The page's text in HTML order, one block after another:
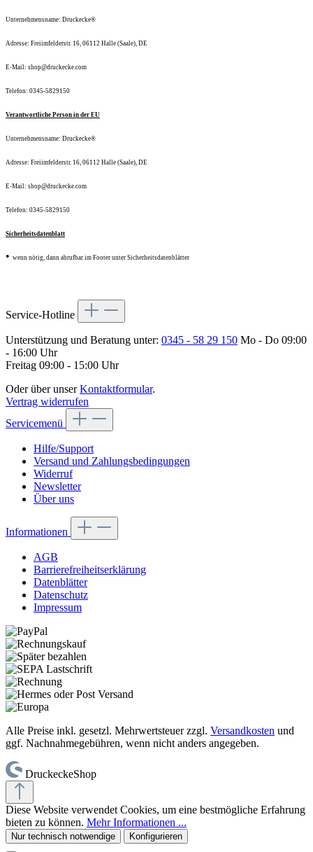
Unternehmensname: Druckecke®
Adresse: Freiimfelderstr. 16, 06112 Halle (Saale), DE
E-Mail: shop@druckecke.com
Telefon: 0345-5829150
Verantwortliche Person in der EU
Unternehmensname: Druckecke®
Adresse: Freiimfelderstr. 16, 06112 Halle (Saale), DE
E-Mail: shop@druckecke.com
Telefon: 0345-5829150
Sicherheitsdatenblatt
• wenn nötig, dann abrufbar im Footer unter Sicherheitsdatenblätter
Service-Hotline
Unterstützung und Beratung unter: 0345 - 58 29 150 Mo - Do 09:00
- 16:00 Uhr
Freitag 09:00 - 15:00 Uhr
Oder über unserKontaktformular.
Vertrag widerrufen
Servicemenü
Hilfe/Support
Versand und Zahlungsbedingungen
Widerruf
Newsletter
Über uns
Informationen
AGB
Barrierefreiheitserklärung
Datenblätter
Datenschutz
Impressum
Alle Preise inkl. gesetzl. Mehrwertsteuer zzgl. Versandkosten und
ggf. Nachnahmegebühren, wenn nicht anders angegeben.
DruckeckeShop
Diese Website verwendet Cookies, um eine bestmögliche Erfahrung
bieten zu können. Mehr Informationen ...
Nur technisch notwendige Konfigurieren